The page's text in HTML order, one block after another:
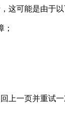
这可能是由于以
；
上一页并重试